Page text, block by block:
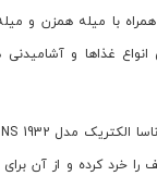
با میله همزن و
غذاها و
را خرد کرده و از آن